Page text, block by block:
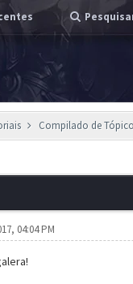
Compilado de
04:04 PM